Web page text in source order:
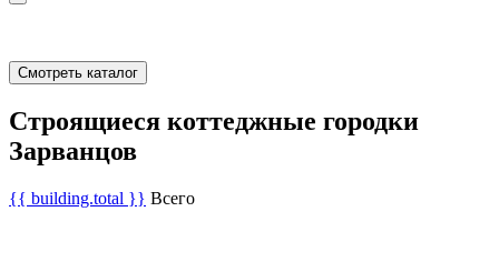
Смотреть каталог
Строящиеся коттеджные городки
Зарванцов
{{ building.total }} Всего